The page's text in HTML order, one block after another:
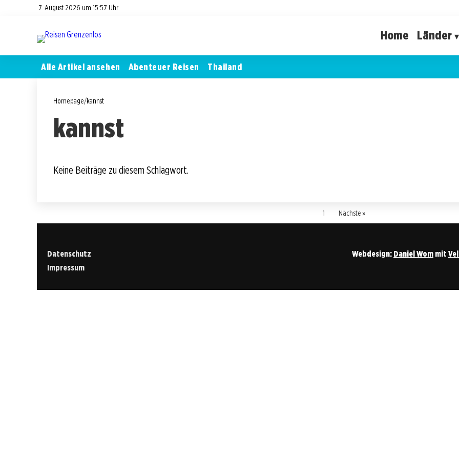
7. August 2026 um 15:57 Uhr
Home Länder
Alle Artikel ansehen Abenteuer Reisen Thailand
Homepage/kannst
kannst
Keine Beiträge zu diesem Schlagwort.
1 Nächste »
Datenschutz
Impressum
Webdesign: Daniel Wom mit